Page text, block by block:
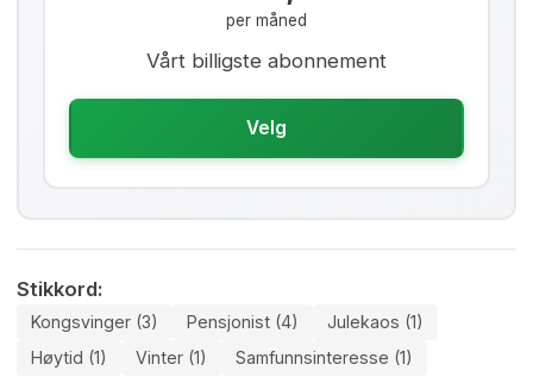
per måned
Vårt billigste abonnement
Velg
Stikkord:
Kongsvinger (3) Pensjonist (4)
Julekaos (1)
Høytid (1)
Vinter (1) Samfunnsinteresse (1)